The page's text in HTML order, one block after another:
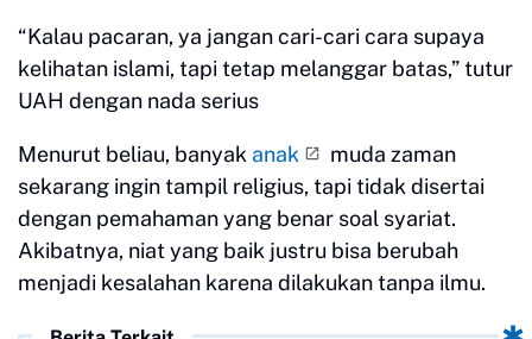
“Kalau pacaran, ya jangan cari-cari cara supaya
kelihatan islami, tapi tetap melanggar batas,” tutur
UAH dengan nada serius
Menurut beliau, banyak anak
muda zaman
sekarang ingin tampil religius, tapi tidak disertai
dengan pemahaman yang benar soal syariat.
Akibatnya, niat yang baik justru bisa berubah
menjadi kesalahan karena dilakukan tanpa ilmu.